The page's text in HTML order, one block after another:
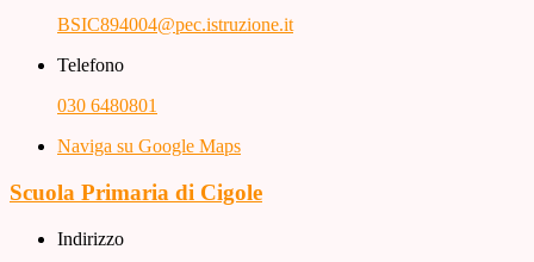
BSIC894004@pec.istruzione.it
Telefono
030 6480801
Naviga su Google Maps
Scuola Primaria di Cigole
Indirizzo